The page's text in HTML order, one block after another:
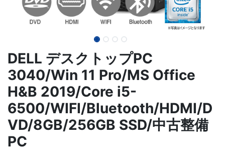
DELL デスクトップPC
3040/Win 11 Pro/MS Office
H&B 2019/Core i5-
6500/WIFI/Bluetooth/HDMI/D
VD/8GB/256GB SSD/中古整備
PC